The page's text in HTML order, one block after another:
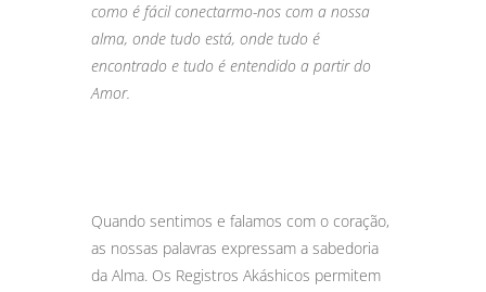
como é fácil conectarmo-nos com a nossa
alma, onde tudo está, onde tudo é
encontrado e tudo é entendido a partir do
Amor.
Quando sentimos e falamos com o coração,
as nossas palavras expressam a sabedoria
da Alma. Os Registros Akáshicos permitem